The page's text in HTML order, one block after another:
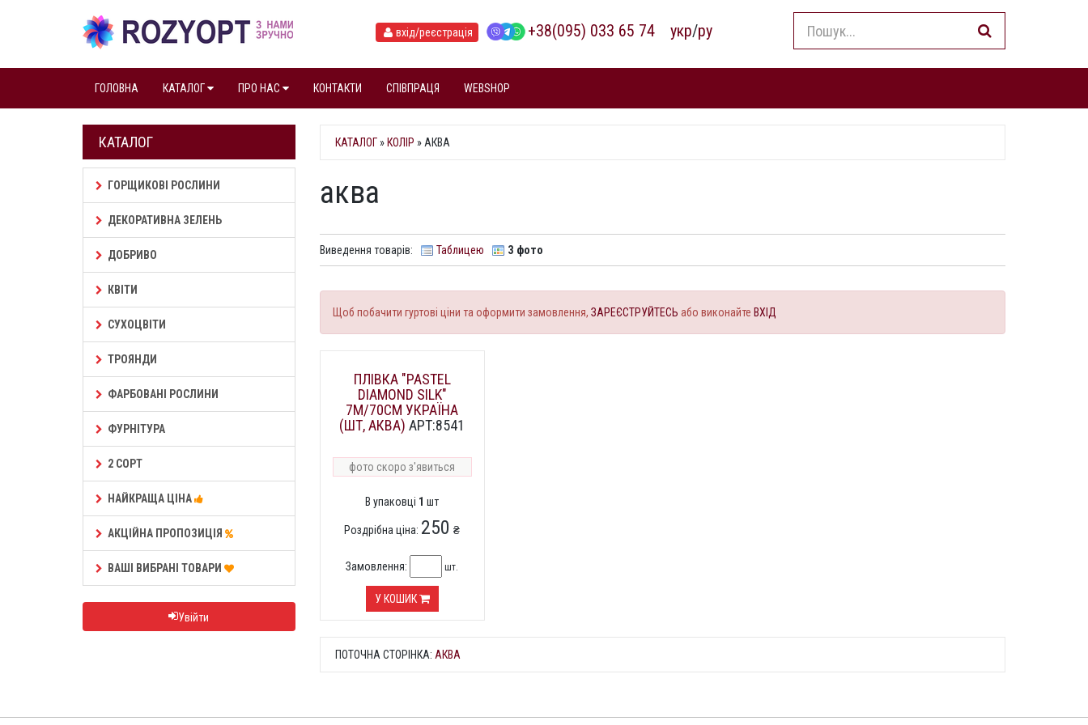
вхід/реєстрація +38(095) 033 65 74 укр/ру
ГОЛОВНА КАТАЛОГ ПРО НАС КОНТАКТИ СПІВПРАЦЯ WEBSHOP
КАТАЛОГ
ГОРЩИКОВІ РОСЛИНИ
ДЕКОРАТИВНА ЗЕЛЕНЬ
ДОБРИВО
КВІТИ
СУХОЦВІТИ
ТРОЯНДИ
ФАРБОВАНІ РОСЛИНИ
ФУРНІТУРА
2 СОРТ
НАЙКРАЩА ЦІНА
АКЦІЙНА ПРОПОЗИЦІЯ
ВАШІ ВИБРАНІ ТОВАРИ
Увійти
КАТАЛОГ» КОЛІР » АКВА
аква
Виведення товарів: Таблицею З фото
Щоб побачити гуртові ціни та оформити замовлення, ЗАРЕЄСТРУЙТЕСЬ або виконайте ВХІД
ПЛІВКА "PASTEL
DIAMOND SILK"
7М/70СМ УКРАЇНА
(ШТ, АКВА) АРТ:8541
фото скоро з'явиться
В упаковці 1 шт
Роздрібна ціна: 250 ₴
Замовлення: шт.
У КОШИК
ПОТОЧНА СТОРІНКА: АКВА